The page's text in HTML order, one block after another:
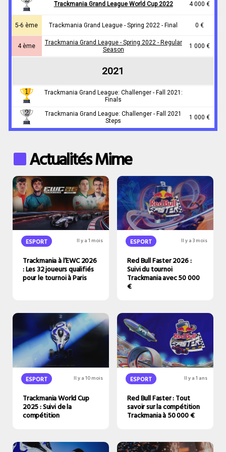
Trackmania Grand League World Cup 2022 4 000 €
5-6 ème Trackmania Grand League - Spring 2022 - Final 0 €
4 ème
Trackmania Grand League - Spring 2022 - Regular
Season
1 000 €
2021
Trackmania Grand League: Challenger - Fall 2021:
Finals
Trackmania Grand League: Challenger - Fall 2021
Steps
1 000 €
Actualités Mime
ESPORT Il y a 1 mois
Trackmania à l’EWC 2026
: Les 32 joueurs qualifiés
pour le tournoi à Paris
ESPORT Il y a 3 mois
Red Bull Faster 2026 :
Suivi du tournoi
Trackmania avec 50 000
€
ESPORT Il y a 10 mois
Trackmania World Cup
2025 : Suivi de la
compétition
ESPORT Il y a 1 ans
Red Bull Faster : Tout
savoir sur la compétition
Trackmania à 50 000 €